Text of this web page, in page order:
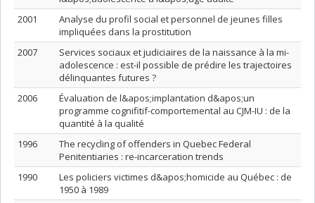
2001
Analyse du profil social et personnel de jeunes filles
impliquées dans la prostitution
2007
Services sociaux et judiciaires de la naissance à la mi-
adolescence : est-il possible de prédire les trajectoires
délinquantes futures ?
2006
Évaluation de l&apos;implantation d&apos;un
programme cognifitif-comportemental au CJM-IU : de la
quantité à la qualité
1996
The recycling of offenders in Quebec Federal
Penitentiaries : re-incarceration trends
1990
Les policiers victimes d&apos;homicide au Québec : de
1950 à 1989